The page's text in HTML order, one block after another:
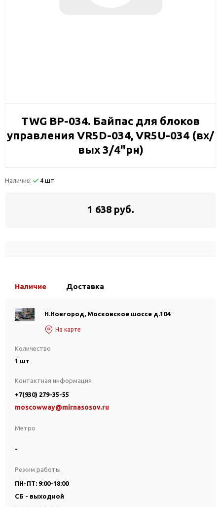
TWG BP-034. Байпас для блоков
управления VR5D-034, VR5U-034 (вх/
вых 3/4"рн)
Наличие: 4 шт
1 638 руб.
Наличие Доставка
Н.Новгород, Московское шоссе д.104
На карте
Количество
1 шт
Метро
-
Контактная информация
+7(930) 279-35-55
moscowway@mirnasosov.ru
Режим работы
ПН-ПТ: 9:00-18:00
СБ - выходной